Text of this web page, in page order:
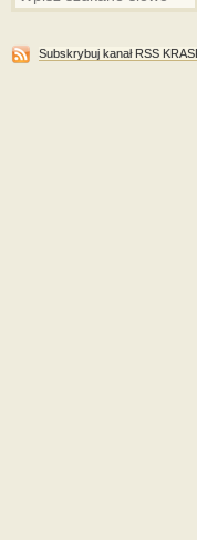
Subskrybuj kanał RSS